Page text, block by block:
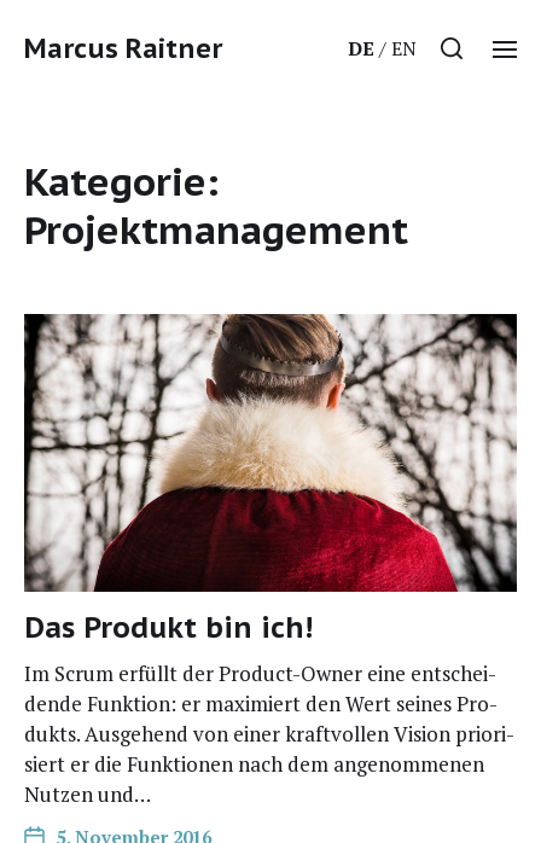
Marcus Raitner DE EN
Kategorie:
Projektmanagement
Das Produkt bin ich!
Im Scrum erfüllt der Pro­­duct-Owner eine ent­schei­
den­de Funk­ti­on: er maxi­miert den Wert sei­nes Pro­
dukts. Aus­ge­hend von einer kraft­vol­len Visi­on prio­ri­
siert er die Funk­tio­nen nach dem ange­nom­me­nen
Nut­zen und…
5. November 2016